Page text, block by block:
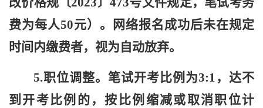
费为每人50元）。网络报名成功后未在规定
时间内缴费者，视为自动放弃。
5.职位调整。笔试开考比例为3:1，达不
到开考比例的，按比例缩减或取消职位计